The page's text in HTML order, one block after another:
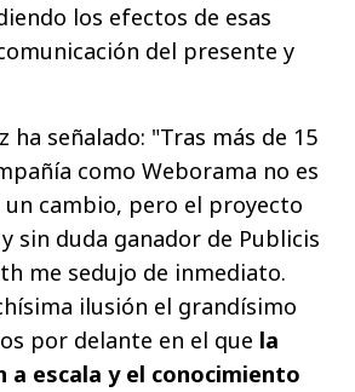
los efectos de esas
del presente y
ha señalado: "Tras más de 15
como Weborama no es
cambio, pero el proyecto
sin duda ganador de Publicis
me sedujo de inmediato.
ilusión el grandísimo
por delante en el que la
a escala y el conocimiento